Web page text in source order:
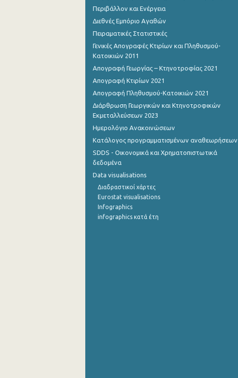
Περιβάλλον και Ενέργεια
Διεθνές Εμπόριο Αγαθών
Πειραματικές Στατιστικές
Γενικές Απογραφές Κτιρίων και Πληθυσμού-
Κατοικιών 2011
Απογραφή Γεωργίας – Κτηνοτροφίας 2021
Απογραφή Κτιρίων 2021
Απογραφή Πληθυσμού-Κατοικιών 2021
Διάρθρωση Γεωργικών και Κτηνοτροφικών
Εκμεταλλεύσεων 2023
Ημερολόγιο Ανακοινώσεων
Κατάλογος προγραμματισμένων αναθεωρήσεων
SDDS - Οικονομικά και Χρηματοπιστωτικά
δεδομένα
Data visualisations
Διαδραστικοί χάρτες
Eurostat visualisations
Infographics
infographics κατά έτη